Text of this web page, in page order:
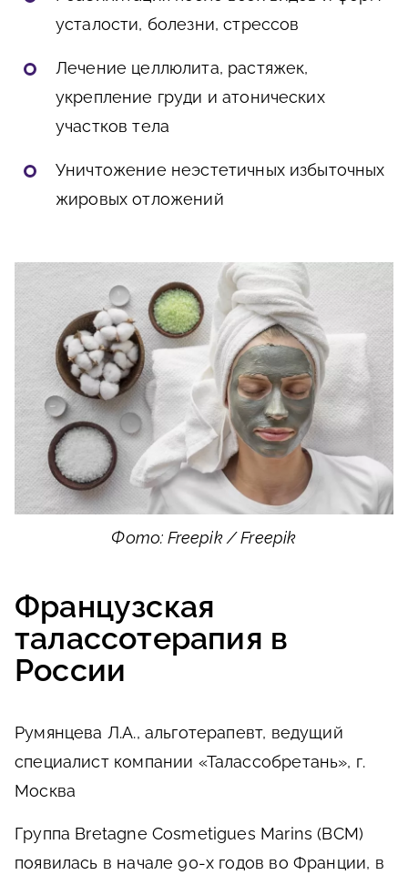
усталости, болезни, стрессов
Лечение целлюлита, растяжек,
укрепление груди и атонических
участков тела
Уничтожение неэстетичных избыточных
жировых отложений
Фото: Freepik / Freepik
Французская
талассотерапия в
России
Румянцева Л.А., альготерапевт, ведущий
специалист компании «Талассобретань», г.
Москва
Группа Bretagne Cosmetigues Marins (BCM)
появилась в начале 90-х годов во Франции, в